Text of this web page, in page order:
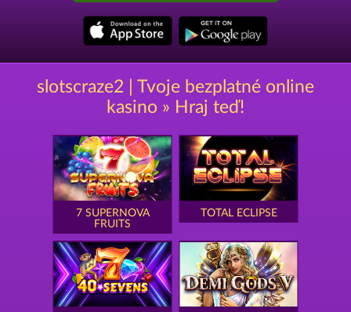
slotscraze2 | Tvoje bezplatné online
kasino » Hraj teď!
7 SUPERNOVA
FRUITS
TOTAL ECLIPSE